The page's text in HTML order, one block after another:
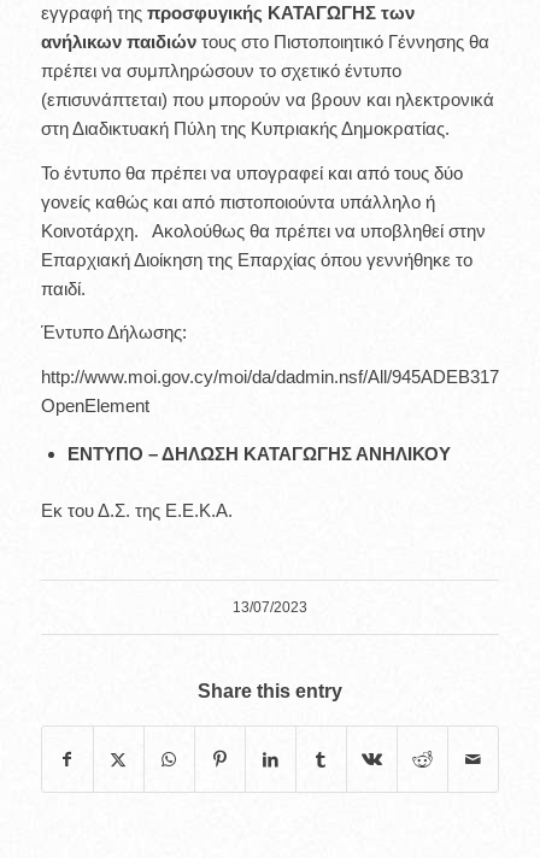
εγγραφή της προσφυγικής ΚΑΤΑΓΩΓΗΣ των
ανήλικων παιδιώντους στο Πιστοποιητικό Γέννησης θα
πρέπει να συμπληρώσουν το σχετικό έντυπο
(επισυνάπτεται) που μπορούν να βρουν και ηλεκτρονικά
στη Διαδικτυακή Πύλη της Κυπριακής Δημοκρατίας.
Το έντυπο θα πρέπει να υπογραφεί και από τους δύο
γονείς καθώς και από πιστοποιούντα υπάλληλο ή
Κοινοτάρχη. Ακολούθως θα πρέπει να υποβληθεί στην
Επαρχιακή Διοίκηση της Επαρχίας όπου γεννήθηκε το
παιδί.
Έντυπο Δήλωσης:
http://www.moi.gov.cy/moi/da/dadmin.nsf/All/
OpenElement
ΕΝΤΥΠΟ – ΔΗΛΩΣΗ ΚΑΤΑΓΩΓΗΣ ΑΝΗΛΙΚΟΥ
Εκ του Δ.Σ. της Ε.Ε.Κ.Α.
13/07/2023
Share this entry